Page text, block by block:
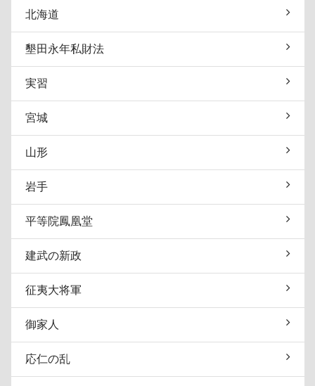
北海道
墾田永年私財法
実習
宮城
山形
岩手
平等院鳳凰堂
建武の新政
征夷大将軍
御家人
応仁の乱